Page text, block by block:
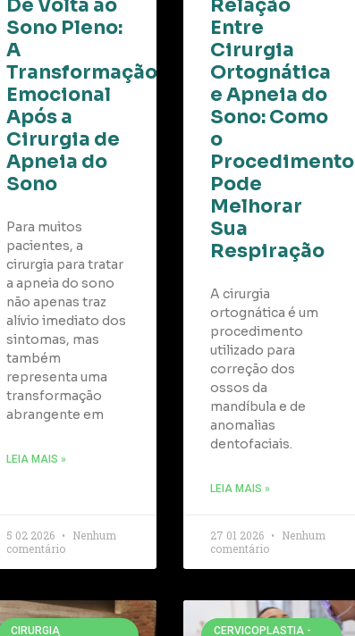
De Volta ao
Sono Pleno:
A
Transformação
Emocional
Após a
Cirurgia de
Apneia do
Sono
Para muitos
pacientes, a
cirurgia para tratar
a apneia do sono
não apenas traz
alívio imediato dos
sintomas, mas
também
representa uma
transformação
abrangente em
LEIA MAIS »
5 02 2026
Nenhum
comentário
Relação
Entre
Cirurgia
Ortognática
e Apneia do
Sono: Como
o
Procedimento
Pode
Melhorar
Sua
Respiração
A cirurgia
ortognática é um
procedimento
utilizado para
correção dos
ossos da
mandíbula e de
anomalias
dentofaciais.
LEIA MAIS »
27 01 2026
Nenhum
comentário
CIRURGIA
CERVICOPLASTIA -